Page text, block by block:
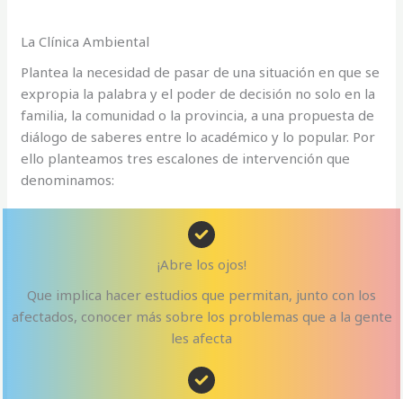
La Clínica Ambiental
Plantea la necesidad de pasar de una situación en que se
expropia la palabra y el poder de decisión no solo en la
familia, la comunidad o la provincia, a una propuesta de
diálogo de saberes entre lo académico y lo popular. Por
ello planteamos tres escalones de intervención que
denominamos:
¡Abre los ojos!
Que implica hacer estudios que permitan, junto con los
afectados, conocer más sobre los problemas que a la gente
les afecta